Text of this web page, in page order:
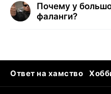
Почему у
фаланги?
Ответ на хамство
Бензин 100 и 95
Тунцы